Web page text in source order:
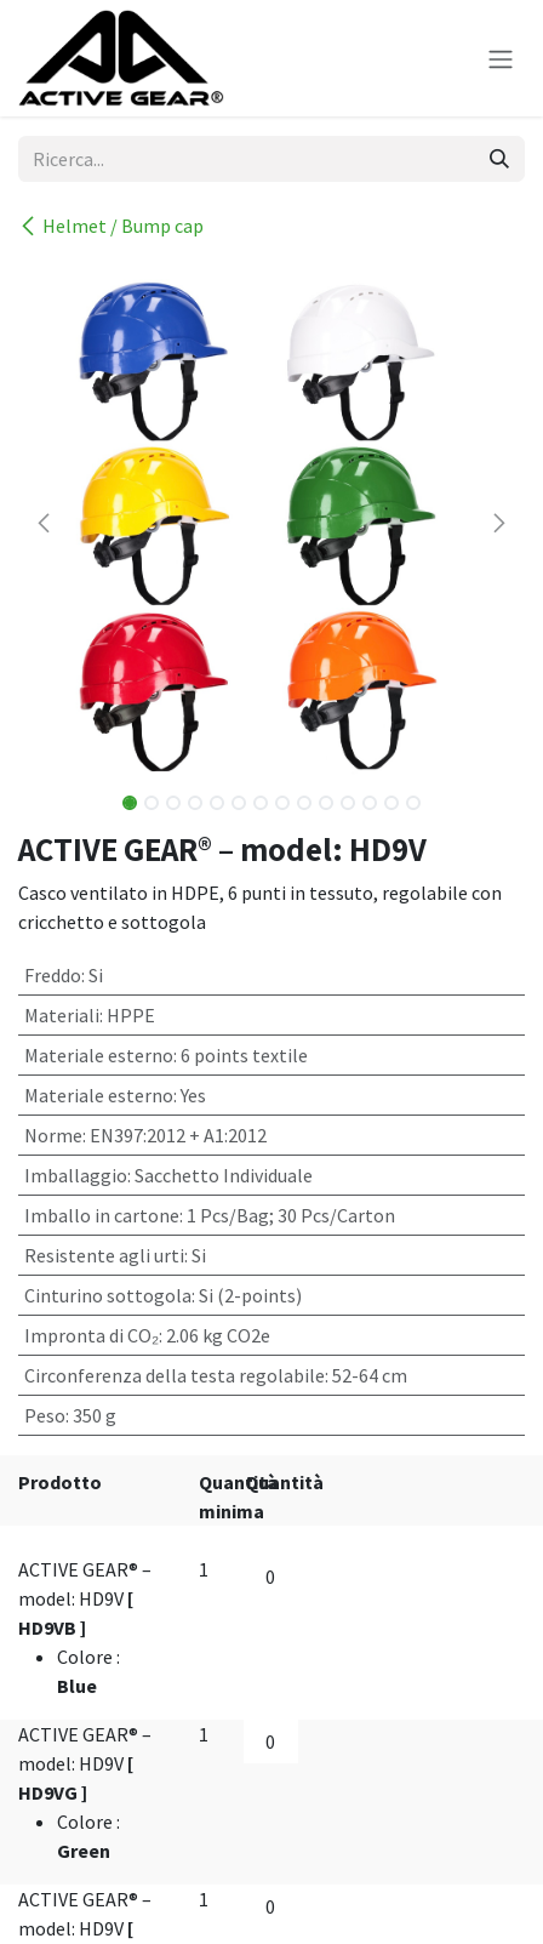
Passa al contenuto
Helmet / Bump cap
ACTIVE GEAR® – model: HD9V
Casco ventilato in HDPE, 6 punti in tessuto, regolabile con
cricchetto e sottogola
Freddo: Si
Materiali: HPPE
Materiale esterno: 6 points textile
Materiale esterno:Yes
Norme: EN397:2012 + A1:2012
Imballaggio: Sacchetto Individuale
Imballo in cartone: 1 Pcs/Bag; 30 Pcs/Carton
Resistente agli urti: Si
Cinturino sottogola: Si (2-points)
Impronta di CO₂: 2.06 kg CO2e
Circonferenza della testa regolabile: 52-64 cm
Peso: 350 g
Prodotto
Quantità
minima
Quantità
ACTIVE GEAR® –
model: HD9V [
HD9VB ]
Colore :
Blue
1
ACTIVE GEAR® –
model: HD9V [
HD9VG ]
Colore :
Green
1
ACTIVE GEAR® –
model: HD9V [
1